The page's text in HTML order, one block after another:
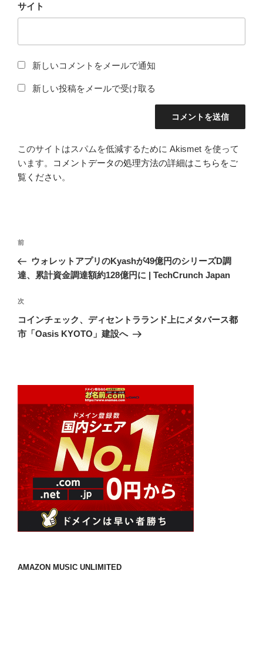
サイト
新しいコメントをメールで通知
新しい投稿をメールで受け取る
このサイトはスパムを低減するために Akismet を使って
います。
コメントデータの処理方法の詳細はこちらをご
覧ください。
投
ナ
ゲ
ー
シ
前
の
投
前
ウォレットアプリのKyashが49億円のシリーズD調
達、累計資金調達額約128億円に | TechCrunch Japan
次
の
投
次
コインチェック、ディセントラランド上にメタバース都
市「Oasis KYOTO」建設へ
AMAZON MUSIC UNLIMITED